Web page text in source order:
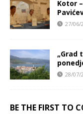
Kotor
27/06/
„Grad
28/07/
BE THE FIRST TO